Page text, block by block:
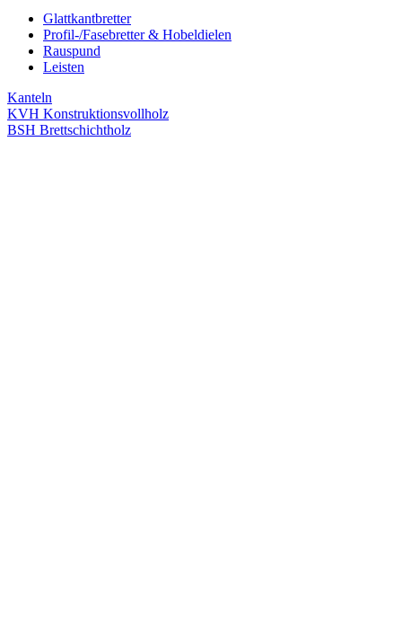
Glattkantbretter
Profil-/Fasebretter & Hobeldielen
Rauspund
Leisten
Kanteln
KVH Konstruktionsvollholz
BSH Brettschichtholz